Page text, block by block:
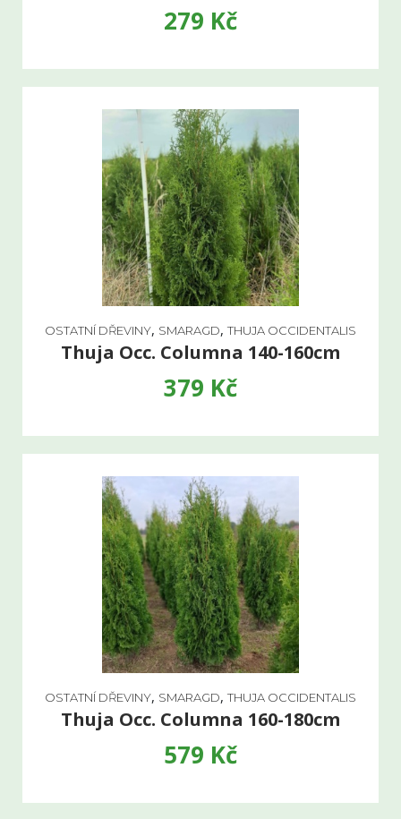
279 Kč
OSTATNÍ DŘEVINY, SMARAGD, THUJA OCCIDENTALIS
Thuja Occ. Columna 140-160cm
379 Kč
OSTATNÍ DŘEVINY, SMARAGD, THUJA OCCIDENTALIS
Thuja Occ. Columna 160-180cm
579 Kč